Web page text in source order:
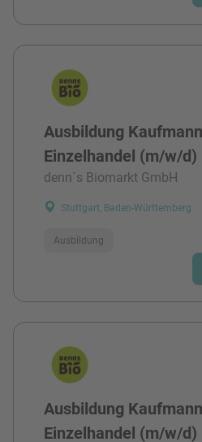
Ausbildung
Einzelhandel (m/w/d)
denn`s Biomarkt GmbH
Stuttgart, Baden-Württemberg
Ausbildung
Ausbildung
Einzelhandel (m/w/d)